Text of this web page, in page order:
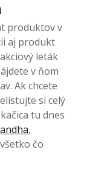
produktov v
aj produkt
leták
v ňom
Ak chcete
si celý
tu dnes
,
čo